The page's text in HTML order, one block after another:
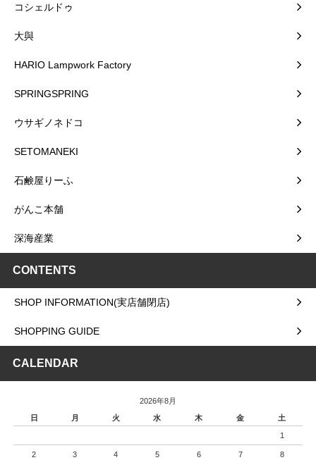
コシェルドゥ
大與
HARIO Lampwork Factory
SPRINGSPRING
ウサギノネドコ
SETOMANEKI
石鹸屋りーふ
がんこ本舗
深海産業
CONTENTS
SHOP INFORMATION(実店舗閉店)
SHOPPING GUIDE
CALENDAR
2026年8月
日
月 火 水 木 金 土
1
2 3 4 5 6 7 8